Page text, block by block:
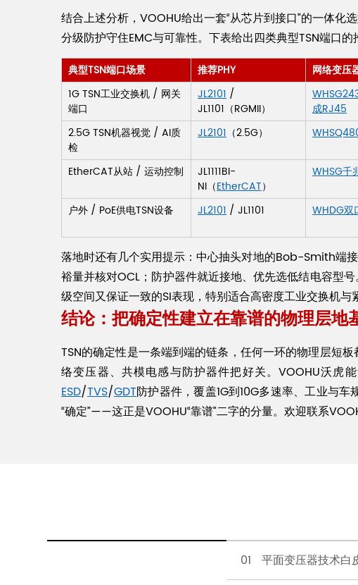
结合上述分析，VOOHU给出一套“从芯片到接口”的一体
分级防护守住EMC与可靠性。下表给出四类典型TSN端口
典型TSN端口场景 推荐PHY 网络变压
1G TSN工业交换机 / 网关
端口
JL2101 /
JL1101（RGMII）
成RJ45
2.5G TSN机器视觉 / AI质
检
JL2101 （2.5G）
EtherCAT从站 / 运动控制
JL1111BI-
NI（EtherCAT）
WHSG千
户外 / PoE供电TSN设备 JL2101 / JL1101 WHDG双
落地时还有几个实用提示：中心抽头对地的Bob-Smith端
裕量并核对OCL；防护器件就近接地、优先选低结电容型
级空间又保证一致的SI表现，特别适合高密度工业交换机与
结论：把确定性建立在靠谱的物理层地
TSN的确定性是一条端到端的链条，任何一环的物理层短
络变压器、共模电感与防护器件把好关。VOOHU沃虎
ESD/TVS/GDT防护器件，覆盖1G到10G多速率、工业与
“确定”——这正是VOOHU“靠谱”二字的分量。欢迎联系
01 平面变压器技术白